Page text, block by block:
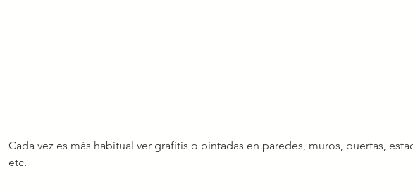
Cada vez es más habitual ver grafitis o pintadas en paredes, muros, puertas,
etc.